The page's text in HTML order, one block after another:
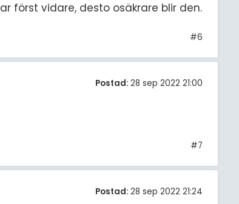
först vidare, desto osäkrare blir den.
#6
Postad: 28 sep 2022 21:00
#7
Postad: 28 sep 2022 21:24